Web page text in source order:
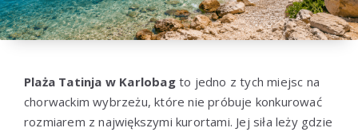
Plaża Tatinja w Karlobagto jedno z tych miejsc na
chorwackim wybrzeżu, które nie próbuje konkurować
rozmiarem z największymi kurortami. Jej siła leży gdzie